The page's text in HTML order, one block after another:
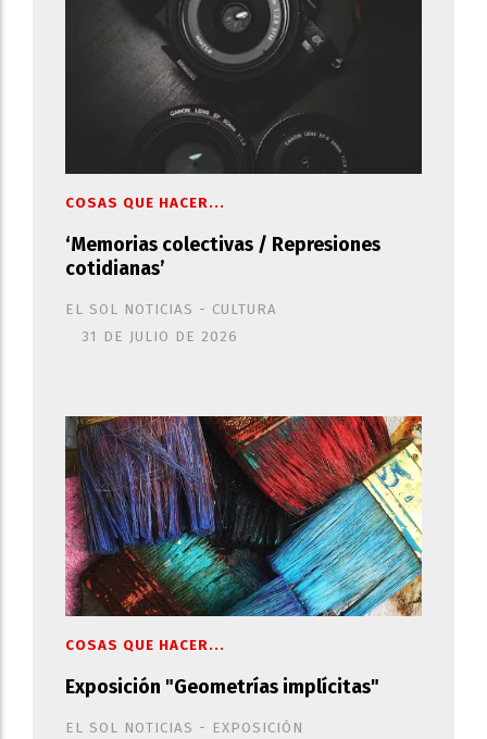
‘Memorias colectivas / Represiones
cotidianas’
EL SOL NOTICIAS - CULTURA
COSAS QUE HACER...
31 DE JULIO DE 2026
Exposición "Geometrías implícitas"
EL SOL NOTICIAS - EXPOSICIÓN
COSAS QUE HACER...